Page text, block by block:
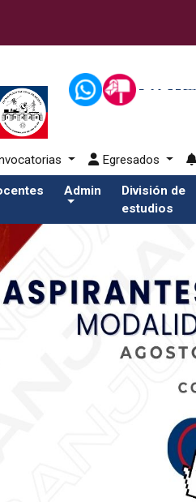
comando:
Egresados
Admin
División de
estudios